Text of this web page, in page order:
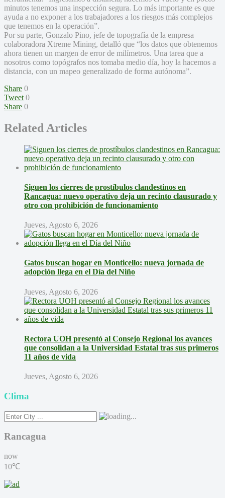
minutos tenemos una inspección segura. Lo más importante es que
ayuda a no exponer a los trabajadores a los riesgos más complejos
que tenemos en la operación”.
Por su parte, Gonzalo Pino, jefe de topografía de la empresa
colaboradora Xtreme Mining, detalló que “los datos que obtenemos
ahora tienen un margen de error de milímetros. Una tarea que a
nosotros como topógrafos nos tomaba medio día, hoy la hacemos a
distancia, con un mapeo generalizado de forma autónoma”.
Share 0
Tweet 0
Share 0
Related Articles
Siguen los cierres de prostíbulos clandestinos en
Rancagua: nuevo operativo deja un recinto clausurado y
otro con prohibición de funcionamiento
Jueves, Agosto 6, 2026
Gatos buscan hogar en Monticello: nueva jornada de
adopción llega en el Día del Niño
Jueves, Agosto 6, 2026
Rectora UOH presentó al Consejo Regional los avances
que consolidan a la Universidad Estatal tras sus primeros
11 años de vida
Jueves, Agosto 6, 2026
Clima
Rancagua
now
10℃